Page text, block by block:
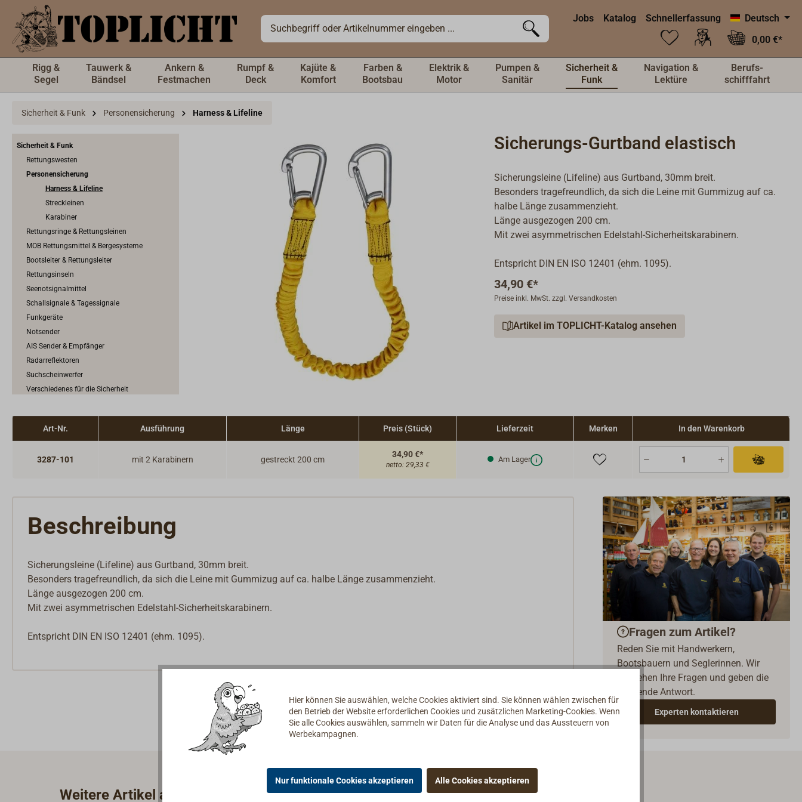
springen Jobs Katalog Schnellerfassung
Deutsch
0,00 €*
Rigg &
Segel
Tauwerk &
Bändsel
Ankern &
Festmachen
Rumpf &
Deck
Kajüte &
Komfort
Farben &
Bootsbau
Elektrik &
Motor
Pumpen &
Sanitär
Sicherheit &
Funk
Navigation &
Lektüre
Berufs-
schifffahrt
Sicherheit & Funk Personensicherung Harness & Lifeline
Sicherheit & Funk
Rettungswesten
Personensicherung
Harness & Lifeline
Streckleinen
Karabiner
Rettungsringe & Rettungsleinen
MOB Rettungsmittel & Bergesysteme
Bootsleiter & Rettungsleiter
Rettungsinseln
Seenotsignalmittel
Schallsignale & Tagessignale
Funkgeräte
Notsender
AIS Sender & Empfänger
Radarreflektoren
Suchscheinwerfer
Verschiedenes für die Sicherheit
Sicherungs-Gurtband elastisch
Sicherungsleine (Lifeline) aus Gurtband, 30mm breit.
Besonders tragefreundlich, da sich die Leine mit Gummizug auf ca.
halbe Länge zusammenzieht.
Länge ausgezogen 200 cm.
Mit zwei asymmetrischen Edelstahl-Sicherheitskarabinern.
Entspricht DIN EN ISO 12401 (ehm. 1095).
34,90 €*
Preise inkl. MwSt. zzgl. Versandkosten
Artikel im TOPLICHT-Katalog ansehen
Art-Nr. Ausführung Länge Preis (Stück) Lieferzeit Merken In den Warenkorb
3287-101 mit 2 Karabinern gestreckt 200 cm
34,90 €*
netto: 29,33 €
Am Lager
Beschreibung
Sicherungsleine (Lifeline) aus Gurtband, 30mm breit.
Besonders tragefreundlich, da sich die Leine mit Gummizug auf ca. halbe Länge zusammenzieht.
Länge ausgezogen 200 cm.
Mit zwei asymmetrischen Edelstahl-Sicherheitskarabinern.
Entspricht DIN EN ISO 12401 (ehm. 1095). Fragen zum Artikel?
Reden Sie mit Handwerkern,
Bootsbauern und Seglerinnen. Wir
verstehen Ihre Fragen und geben die
passende Antwort.
Experten kontaktieren
Weitere Artikel aus der Kategorie Harness & Lifeline
Hier können Sie auswählen, welche Cookies aktiviert sind. Sie können wählen zwischen für
den Betrieb der Website erforderlichen Cookies und zusätzlichen Marketing-Cookies. Wenn
Sie alle Cookies auswählen, sammeln wir Daten für die Analyse und das Aussteuern von
Werbekampagnen.
Nur funktionale Cookies akzeptieren Alle Cookies akzeptieren